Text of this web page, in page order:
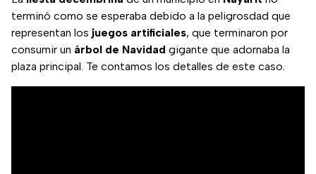
terminó como se esperaba debido a la peligrosdad que
representan los juegos artificiales, que terminaron por
consumir un árbol de Navidad gigante que adornaba la
plaza principal. Te contamos los detalles de este caso.